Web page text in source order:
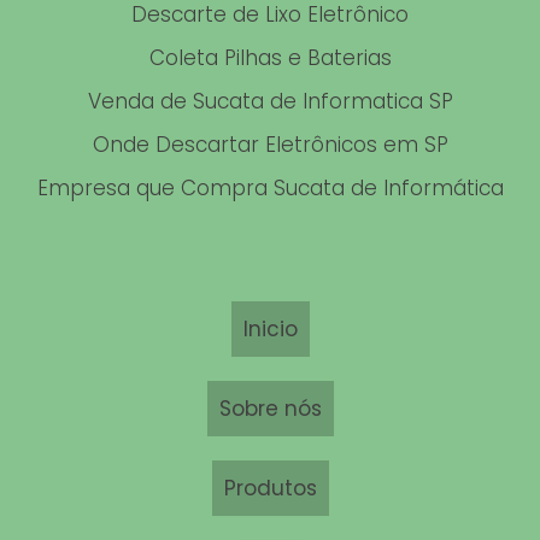
EMPRESAS DE RECICLAGEM DE LIXO TECNOLÓGICO
RECICLAGEM DE RESÍDUOS INDUSTRIAIS
RECICLAGEM DE SUCATA ELETRÔNICA
DESCARTE DE SUCATA ELETRÔNICA
RECICLAGEM DE PLACAS DE ALUMÍNIO
EMPRESA DE DESCARTE DE APARELHOS ELETRÔNICOS
Descarte de Lixo Eletrônico
Coleta Pilhas e Baterias
Venda de Sucata de Informatica SP
Onde Descartar Eletrônicos em SP
Empresa que Compra Sucata de Informática
Inicio
Sobre nós
Produtos